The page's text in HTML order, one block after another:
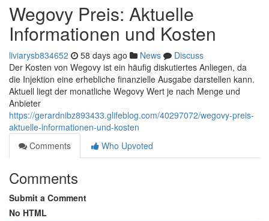
Wegovy Preis: Aktuelle
Informationen und Kosten
liviarysb834652 58 days ago News
Discuss
Der Kosten von Wegovy ist ein häufig diskutiertes Anliegen, da
die Injektion eine erhebliche finanzielle Ausgabe darstellen kann.
Aktuell liegt der monatliche Wegovy Wert je nach Menge und
Anbieter
https://gerardnibz893433.glifeblog.com/40297072/wegovy-preis-
aktuelle-informationen-und-kosten
Comments
Who Upvoted
Comments
Submit a Comment
No HTML